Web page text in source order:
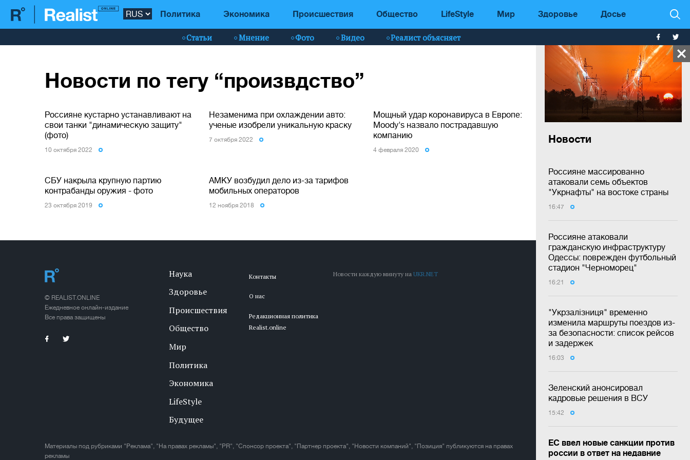
Политика Экономика Происшествия Общество LifeStyle Мир Здоровье Досье
Статьи Мнение Фото Видео Реалист объясняет
Новости
Россияне массированно
атаковали семь объектов
"Укрнафты" на востоке страны
16:47
Россияне атаковали
гражданскую инфраструктуру
Одессы: поврежден футбольный
стадион "Черноморец"
16:21
"Укрзалізниця" временно
изменила маршруты поездов из-
за безопасности: список рейсов
и задержек
16:03
Зеленский анонсировал
кадровые решения в ВСУ
15:42
ЕС ввел новые санкции против
россии в ответ на недавние
Новости по тегу “произвдство”
Россияне кустарно устанавливают на
свои танки "динамическую защиту"
(фото)
10 октября 2022
Незаменима при охлаждении авто:
ученые изобрели уникальную краску
7 октября 2022
Мощный удар коронавируса в Европе:
Moody's назвало пострадавшую
компанию
4 февраля 2020
СБУ накрыла крупную партию
контрабанды оружия - фото
23 октября 2019
АМКУ возбудил дело из-за тарифов
мобильных операторов
12 ноября 2018
© REALIST.ONLINE
Ежедневное онлайн-издание
Все права защищены
Наука
Здоровье
Происшествия
Общество
Мир
Политика
Экономика
LifeStyle
Будущее
Контакты
О нас
Редакционная политика
Realist.online
Новости каждую минуту наUKR.NET
Материалы под рубриками "Реклама", "На правах рекламы", "PR", "Спонсор проекта", "Партнер проекта", "Новости компаний", "Позиция" публикуются на правах
рекламы